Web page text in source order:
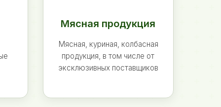
Мясная продукция
Мясная, куриная, колбасная
продукция, в том числе от
эксклюзивных поставщиков